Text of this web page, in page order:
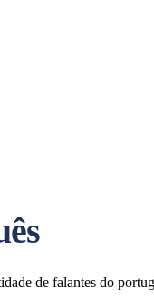
de falantes do